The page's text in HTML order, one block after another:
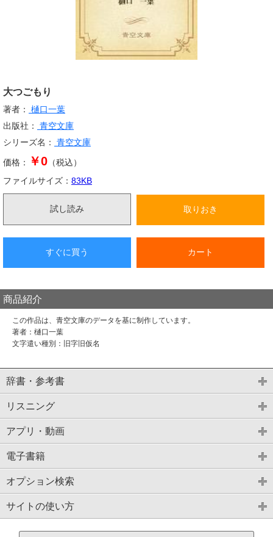
大つごもり
著者：
樋口一葉
出版社：
青空文庫
シリーズ名：
青空文庫
価格： ￥0 （税込）
ファイルサイズ： 83KB
試し読み 取りおき
すぐに買う カート
商品紹介
この作品は、青空文庫のデータを基に制作しています。
著者：樋口一葉
文字遣い種別：旧字旧仮名
辞書・参考書
リスニング
アプリ・動画
電子書籍
オプション検索
サイトの使い方